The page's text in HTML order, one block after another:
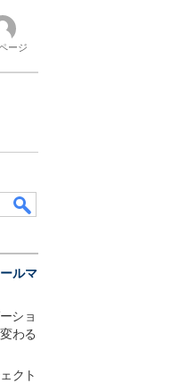
ージ
ルマ
ショ
わる
クト